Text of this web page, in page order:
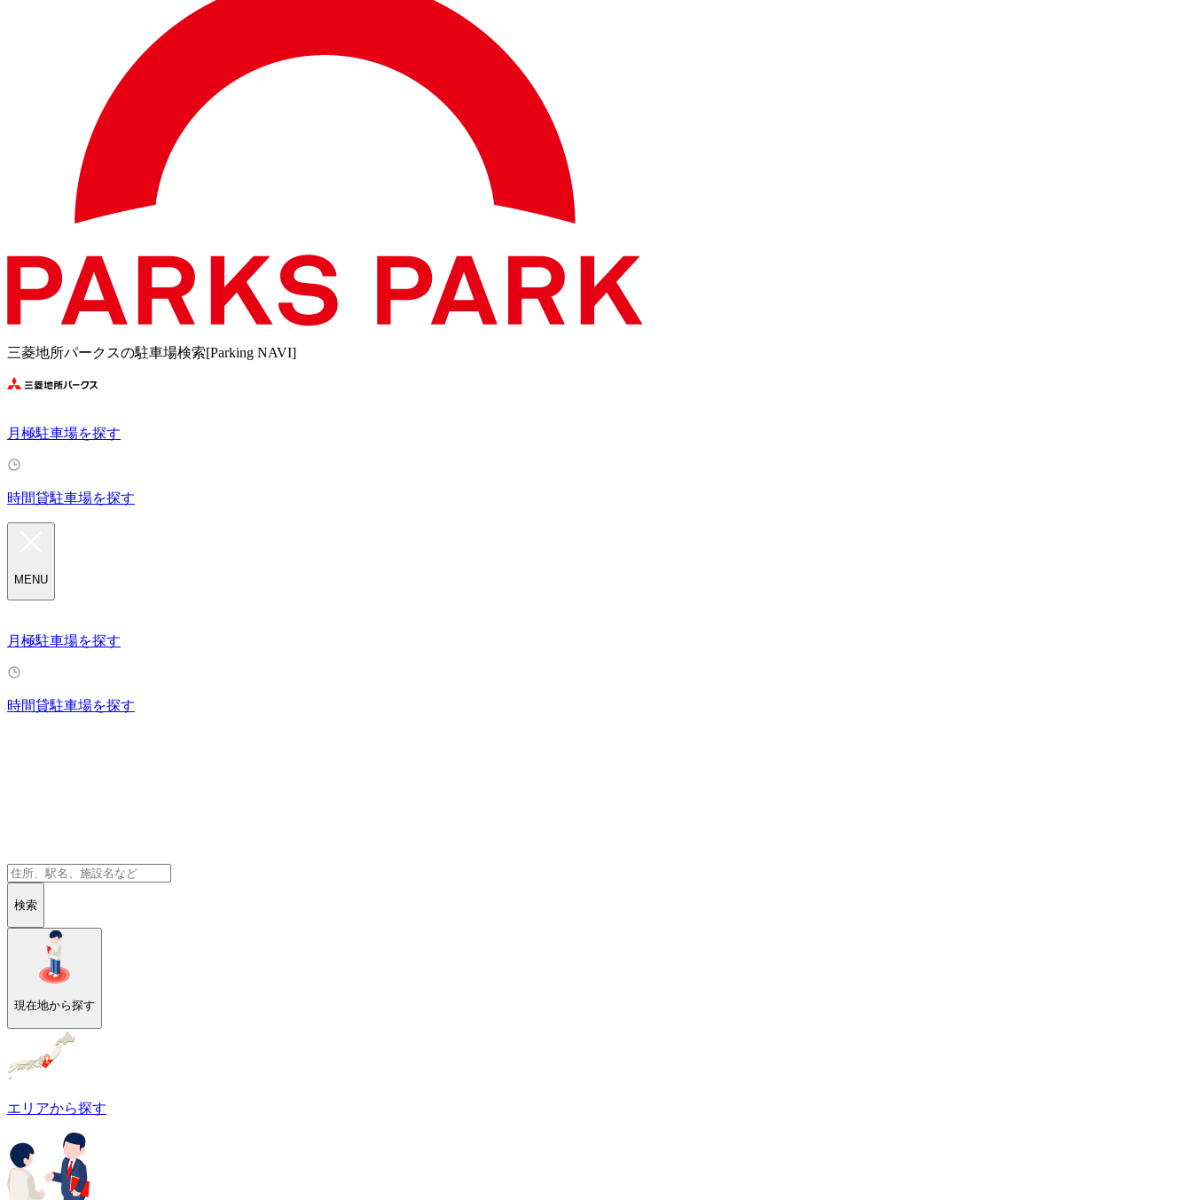
三菱地所パークスの駐車場検索[Parking NAVI]
月極駐車場を探す
時間貸駐車場を探す
MENU
月極駐車場を探す
時間貸駐車場を探す
検索
現在地から探す
エリアから探す